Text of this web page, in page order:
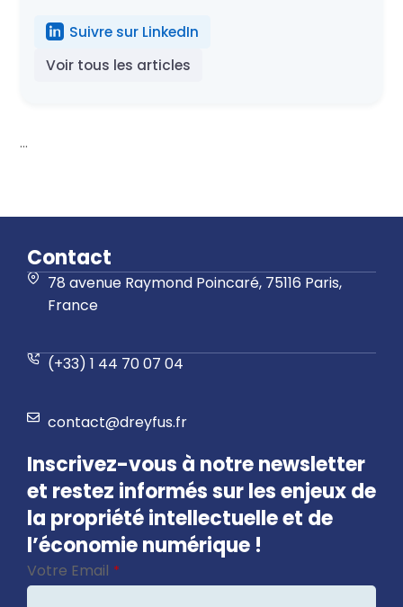
Suivre sur LinkedIn
Voir tous les articles
...
Contact
78 avenue Raymond Poincaré, 75116 Paris,
France
(+33) 1 44 70 07 04
contact@dreyfus.fr
Inscrivez-vous à notre newsletter
et restez informés sur les enjeux de
la propriété intellectuelle et de
l’économie numérique !
Votre Email *